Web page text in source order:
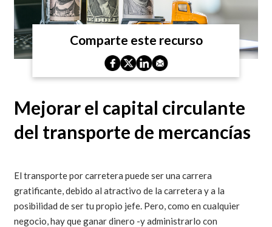
Comparte este recurso
Mejorar el capital circulante
del transporte de mercancías
El transporte por carretera puede ser una carrera
gratificante, debido al atractivo de la carretera y a la
posibilidad de ser tu propio jefe. Pero, como en cualquier
negocio, hay que ganar dinero -y administrarlo con